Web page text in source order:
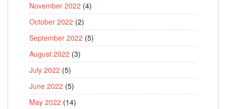
November 2022 (4)
October 2022 (2)
September 2022 (5)
August 2022 (3)
July 2022 (5)
June 2022 (5)
May 2022 (14)